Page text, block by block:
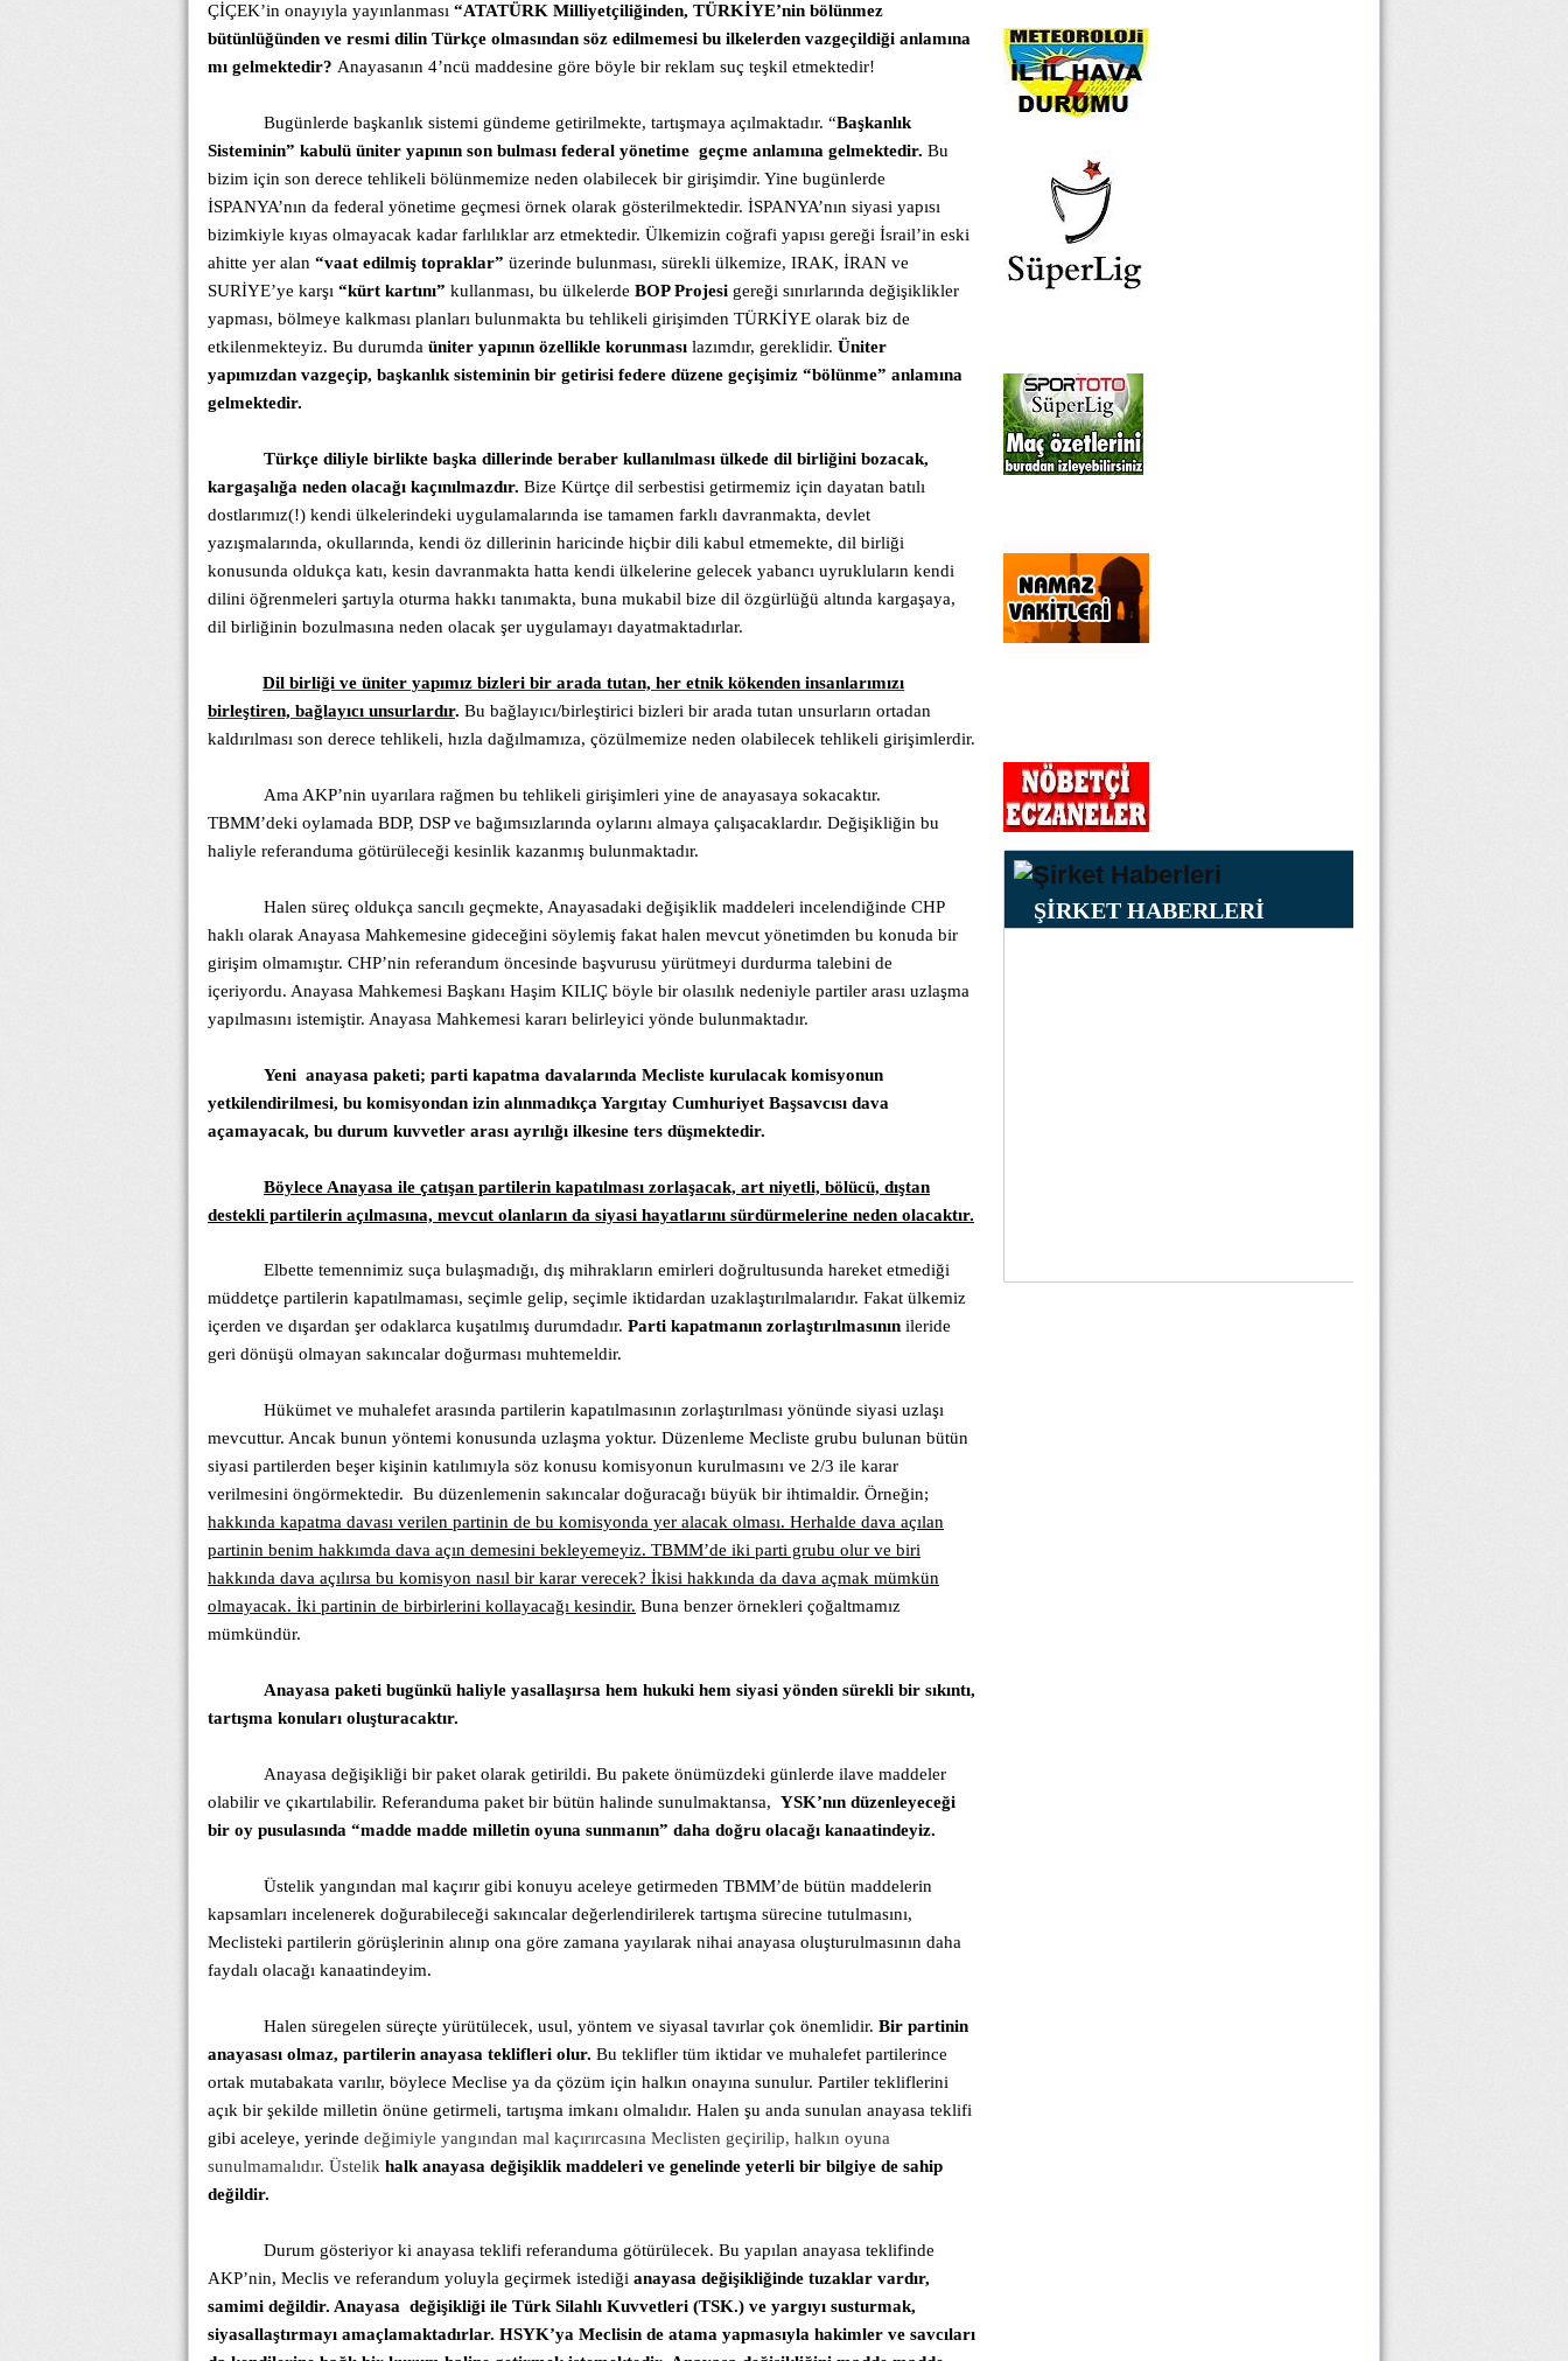
ÇİÇEK’in onayıyla yayınlanması “ATATÜRK Milliyetçiliğinden, TÜRKİYE’nin bölünmez
bütünlüğünden ve resmi dilin Türkçe olmasından söz edilmemesi bu ilkelerden vazgeçildiği anlamına
mı gelmektedir? Anayasanın 4’ncü maddesine göre böyle bir reklam suç teşkil etmektedir!
Bugünlerde başkanlık sistemi gündeme getirilmekte, tartışmaya açılmaktadır. “Başkanlık
Sisteminin” kabulü üniter yapının son bulması federal yönetime geçme anlamına gelmektedir. Bu
bizim için son derece tehlikeli bölünmemize neden olabilecek bir girişimdir. Yine bugünlerde
İSPANYA’nın da federal yönetime geçmesi örnek olarak gösterilmektedir. İSPANYA’nın siyasi yapısı
bizimkiyle kıyas olmayacak kadar farlılıklar arz etmektedir. Ülkemizin coğrafi yapısı gereği İsrail’in eski
ahitte yer alan “vaat edilmiş topraklar” üzerinde bulunması, sürekli ülkemize, IRAK, İRAN ve
SURİYE’ye karşı “kürt kartını” kullanması, bu ülkelerde BOP Projesi gereği sınırlarında değişiklikler
yapması, bölmeye kalkması planları bulunmakta bu tehlikeli girişimden TÜRKİYE olarak biz de
etkilenmekteyiz. Bu durumda üniter yapının özellikle korunması lazımdır, gereklidir. Üniter
yapımızdan vazgeçip, başkanlık sisteminin bir getirisi federe düzene geçişimiz “bölünme” anlamına
gelmektedir.
Türkçe diliyle birlikte başka dillerinde beraber kullanılması ülkede dil birliğini bozacak,
kargaşalığa neden olacağı kaçınılmazdır. Bize Kürtçe dil serbestisi getirmemiz için dayatan batılı
dostlarımız(!) kendi ülkelerindeki uygulamalarında ise tamamen farklı davranmakta, devlet
yazışmalarında, okullarında, kendi öz dillerinin haricinde hiçbir dili kabul etmemekte, dil birliği
konusunda oldukça katı, kesin davranmakta hatta kendi ülkelerine gelecek yabancı uyrukluların kendi
dilini öğrenmeleri şartıyla oturma hakkı tanımakta, buna mukabil bize dil özgürlüğü altında kargaşaya,
dil birliğinin bozulmasına neden olacak şer uygulamayı dayatmaktadırlar.
Dil birliği ve üniter yapımız bizleri bir arada tutan, her etnik kökenden insanlarımızı
birleştiren, bağlayıcı unsurlardır. Bu bağlayıcı/birleştirici bizleri bir arada tutan unsurların ortadan
kaldırılması son derece tehlikeli, hızla dağılmamıza, çözülmemize neden olabilecek tehlikeli girişimlerdir.
Ama AKP’nin uyarılara rağmen bu tehlikeli girişimleri yine de anayasaya sokacaktır.
TBMM’deki oylamada BDP, DSP ve bağımsızlarında oylarını almaya çalışacaklardır. Değişikliğin bu
haliyle referanduma götürüleceği kesinlik kazanmış bulunmaktadır.
Halen süreç oldukça sancılı geçmekte, Anayasadaki değişiklik maddeleri incelendiğinde CHP
haklı olarak Anayasa Mahkemesine gideceğini söylemiş fakat halen mevcut yönetimden bu konuda bir
girişim olmamıştır. CHP’nin referandum öncesinde başvurusu yürütmeyi durdurma talebini de
içeriyordu. Anayasa Mahkemesi Başkanı Haşim KILIÇ böyle bir olasılık nedeniyle partiler arası uzlaşma
yapılmasını istemiştir. Anayasa Mahkemesi kararı belirleyici yönde bulunmaktadır.
Yeni anayasa paketi; parti kapatma davalarında Mecliste kurulacak komisyonun
yetkilendirilmesi, bu komisyondan izin alınmadıkça Yargıtay Cumhuriyet Başsavcısı dava
açamayacak, bu durum kuvvetler arası ayrılığı ilkesine ters düşmektedir.
Böylece Anayasa ile çatışan partilerin kapatılması zorlaşacak, art niyetli, bölücü, dıştan
destekli partilerin açılmasına, mevcut olanların da siyasi hayatlarını sürdürmelerine neden olacaktır.
Elbette temennimiz suça bulaşmadığı, dış mihrakların emirleri doğrultusunda hareket etmediği
müddetçe partilerin kapatılmaması, seçimle gelip, seçimle iktidardan uzaklaştırılmalarıdır. Fakat ülkemiz
içerden ve dışardan şer odaklarca kuşatılmış durumdadır. Parti kapatmanın zorlaştırılmasının ileride
geri dönüşü olmayan sakıncalar doğurması muhtemeldir.
Hükümet ve muhalefet arasında partilerin kapatılmasının zorlaştırılması yönünde siyasi uzlaşı
mevcuttur. Ancak bunun yöntemi konusunda uzlaşma yoktur. Düzenleme Mecliste grubu bulunan bütün
siyasi partilerden beşer kişinin katılımıyla söz konusu komisyonun kurulmasını ve 2/3 ile karar
verilmesini öngörmektedir. Bu düzenlemenin sakıncalar doğuracağı büyük bir ihtimaldir. Örneğin;
hakkında kapatma davası verilen partinin de bu komisyonda yer alacak olması. Herhalde dava açılan
partinin benim hakkımda dava açın demesini bekleyemeyiz. TBMM’de iki parti grubu olur ve biri
hakkında dava açılırsa bu komisyon nasıl bir karar verecek? İkisi hakkında da dava açmak mümkün
olmayacak. İki partinin de birbirlerini kollayacağı kesindir. Buna benzer örnekleri çoğaltmamız
mümkündür.
Anayasa paketi bugünkü haliyle yasallaşırsa hem hukuki hem siyasi yönden sürekli bir sıkıntı,
tartışma konuları oluşturacaktır.
Anayasa değişikliği bir paket olarak getirildi. Bu pakete önümüzdeki günlerde ilave maddeler
olabilir ve çıkartılabilir. Referanduma paket bir bütün halinde sunulmaktansa, YSK’nın düzenleyeceği
bir oy pusulasında “madde madde milletin oyuna sunmanın” daha doğru olacağı kanaatindeyiz.
Üstelik yangından mal kaçırır gibi konuyu aceleye getirmeden TBMM’de bütün maddelerin
kapsamları incelenerek doğurabileceği sakıncalar değerlendirilerek tartışma sürecine tutulmasını,
Meclisteki partilerin görüşlerinin alınıp ona göre zamana yayılarak nihai anayasa oluşturulmasının daha
faydalı olacağı kanaatindeyim.
Halen süregelen süreçte yürütülecek, usul, yöntem ve siyasal tavırlar çok önemlidir. Bir partinin
anayasası olmaz, partilerin anayasa teklifleri olur. Bu teklifler tüm iktidar ve muhalefet partilerince
ortak mutabakata varılır, böylece Meclise ya da çözüm için halkın onayına sunulur. Partiler tekliflerini
açık bir şekilde milletin önüne getirmeli, tartışma imkanı olmalıdır. Halen şu anda sunulan anayasa teklifi
gibi aceleye, yerinde değimiyle yangından mal kaçırırcasına Meclisten geçirilip, halkın oyuna
sunulmamalıdır. Üstelik halk anayasa değişiklik maddeleri ve genelinde yeterli bir bilgiye de sahip
değildir.
Durum gösteriyor ki anayasa teklifi referanduma götürülecek. Bu yapılan anayasa teklifinde
AKP’nin, Meclis ve referandum yoluyla geçirmek istediği anayasa değişikliğinde tuzaklar vardır,
samimi değildir. Anayasa değişikliği ile Türk Silahlı Kuvvetleri (TSK.) ve yargıyı susturmak,
siyasallaştırmayı amaçlamaktadırlar. HSYK’ya Meclisin de atama yapmasıyla hakimler ve savcıları
ŞİRKET HABERLERİ